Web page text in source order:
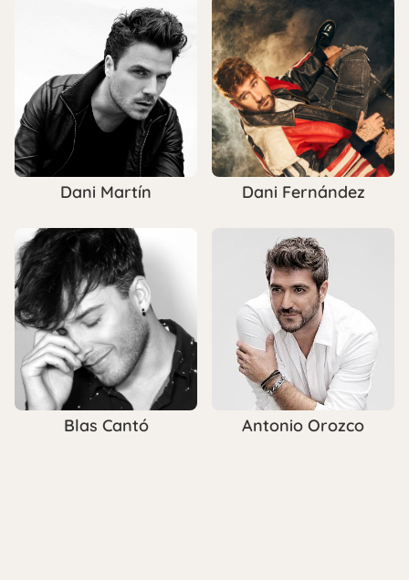
Dani Martín Dani Fernández
Blas Cantó Antonio Orozco